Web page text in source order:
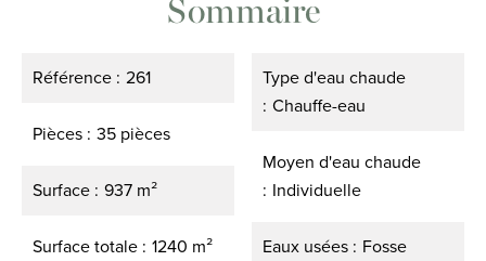
Sommaire
Référence 261
Pièces 35 pièces
Surface 937 m²
Surface totale 1240 m²
Type d'eau chaude
Chauffe-eau
Moyen d'eau chaude
Individuelle
Eaux usées
Fosse